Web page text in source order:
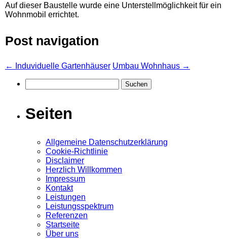
Auf dieser Baustelle wurde eine Unterstellmöglichkeit für ein
Wohnmobil errichtet.
Post navigation
← Induviduelle Gartenhäuser Umbau Wohnhaus →
nach:
Seiten
Allgemeine Datenschutzerklärung
Cookie-Richtlinie
Disclaimer
Herzlich Willkommen
Impressum
Kontakt
Leistungen
Leistungsspektrum
Referenzen
Startseite
Über uns